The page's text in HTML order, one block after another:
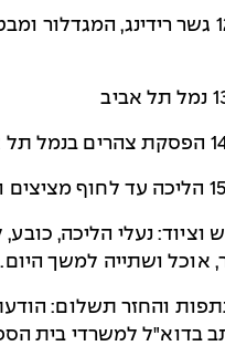
11:30 – 12:30 גשר רידינג,
וציוד: נעלי הליכה,
אוכל ושתייה למשך היום.
והחזר תשלום: